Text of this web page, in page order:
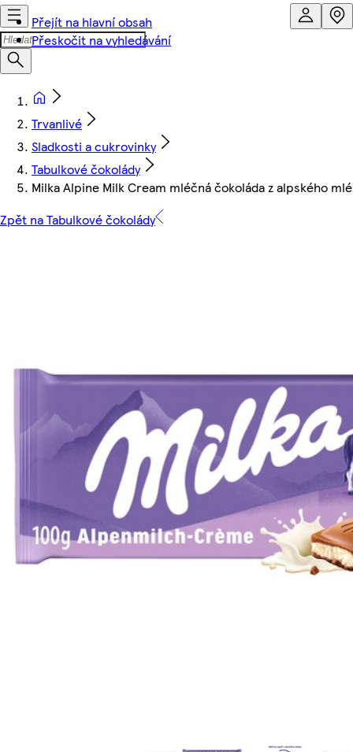
Přejít na hlavní obsah
Přeskočit na vyhledávání
Trvanlivé
Sladkosti a cukrovinky
Tabulkové čokolády
Milka Alpine Milk Cream mléčná čokoláda z alpského
Zpět na Tabulkové čokolády